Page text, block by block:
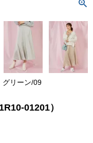
グリーン/09
01201）